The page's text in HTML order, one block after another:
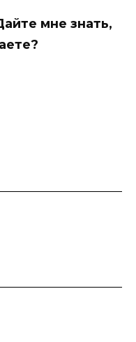
мне знать,